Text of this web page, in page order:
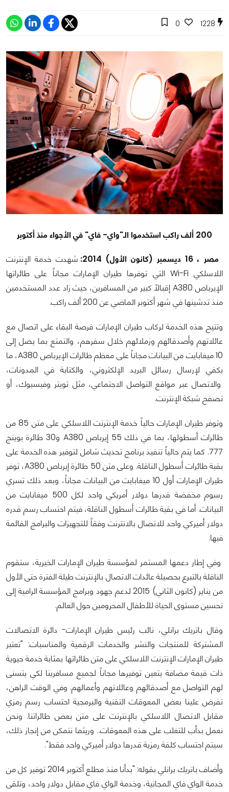
1228
0
200 ألف راكب استخدموا الـ"واي- فاي" في الأجواء منذ أكتوبر
مصر ، 16 ديسمبر (كانون الأول) 2014:
شهدت خدمة الإنترنت
اللاسلكي Wi-Fi التي توفرها طيران الإمارات مجاناً على طائراتها
الإيرباص A380 إقبالاً كبير من المسافرين، حيث زاد عدد المستخدمين
منذ تدشينها في شهر أكتوبر الماضي عن 200 ألف راكب.
وتتيح هذه الخدمة لركاب طيران الإمارات فرصة البقاء على اتصال مع
عائلاتهم وأصدقائهم وزملائهم خلال سفرهم، والتمتع بما يصل إلى
10 ميغابايت من البيانات مجاناً على معظم طائرات الإيرباص A380، ما
يكفي لإرسال رسائل البريد الإلكتروني، والكتابة في المدونات،
والاتصال عبر مواقع التواصل الاجتماعي، مثل تويتر وفيسبوك، أو
تصفح شبكة الإنترنت.
وتوفر طيران الإمارات حالياً خدمة الإنترنت اللاسلكي على متن 85 من
طائرات أسطولها، بما في ذلك 55 إيرباص A380 و30 طائرة بوينج
777. كما يتم حالياً تنفيذ برنامج تحديث شامل لتوفير هذه الخدمة على
بقية طائرات أسطول الناقلة. وعلى متن 50 طائرة إيرباص A380، توفر
طيران الإمارات أول 10 ميغابايت من البيانات مجاناً، وبعد ذلك تسري
رسوم مخفضة قدرها دولار أمريكي واحد لكل 500 ميغابايت من
البيانات. أما في بقية طائرات أسطول الناقلة، فيتم احتساب رسم قدره
دولار أميركي واحد للاتصال بالانترنت وفقاً للتجهيزات والبرامج القائمة
فيها.
وفي إطار دعمها المستمر لمؤسسة طيران الإمارات الخيرية، ستقوم
الناقلة بالتبرع بحصيلة عائدات الاتصال بالإنترنت طيلة الفترة حتى الأول
من يناير (كانون الثاني) 2015 لدعم جهود وبرامج المؤسسة الرامية إلى
تحسين مستوى الحياة للأطفال المحرومين حول العالم.
وقال باتريك برانلي، نائب رئيس طيران الإمارات- دائرة الاتصالات
المشتركة للمنتجات والنشر والخدمات الرقمية والمناسبات: "تعتبر
طيران الإمارات الإنترنت اللاسلكي على متن طائراتها بمثابة خدمة حيوية
ذات قيمة مضافة يتعين توفيرها مجاناً لجميع مسافرينا لكي يتسنى
لهم التواصل مع أصدقائهم وعائلاتهم وأعمالهم. وفي الوقت الراهن،
تفرض علينا بعض المعوقات التقنية والبرمجية احتساب رسم رمزي
مقابل الاتصال اللاسلكي بالإنترنت على متن بعض طائراتنا. ونحن
نعمل بدأب للتغلب على هذه المعوقات.. وريثما نتمكن من إنجاز ذلك،
سيتم احتساب كلفة رمزية قدرها دولار أميركي واحد فقط".
وأضاف باتريك برانلي بقوله: "بدأنا منذ مطلع أكتوبر 2014 توفير كل من
خدمة الواي فاي المجانية، وخدمة الواي فاي مقابل دولار واحد، وتلقى